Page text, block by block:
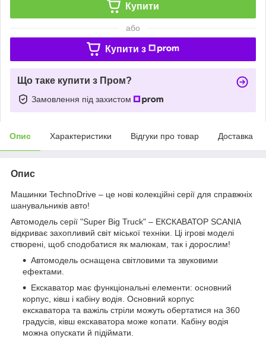
Купити
або
Купити з
Що таке купити з Пром?
Замовлення під захистом
Опис Характеристики Відгуки про товар Доставка
Опис
Машинки TechnoDrive – це нові колекційні серії для справжніх
шанувальників авто!
Автомодель серії "Super Big Truck" – ЕКСКАВАТОР SCANIA
відкриває захопливий світ міської техніки. Ці ігрові моделі
створені, щоб сподобатися як малюкам, так і дорослим!
Автомодель оснащена світловими та звуковими
ефектами.
Екскаватор має функціональні елементи: основний
корпус, ківш і кабіну водія. Основний корпус
екскаватора та важіль стріли можуть обертатися на 360
градусів, ківш екскаватора може копати. Кабіну водія
можна опускати й підіймати.